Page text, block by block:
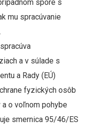
spore s
mu spracúvanie
a v súlade s
a Rady (EÚ)
fyzických osôb
o voľnom pohybe
smernica 95/46/ES